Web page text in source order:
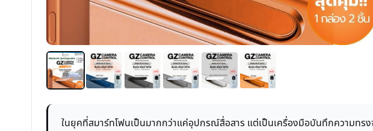
ในยุคที่สมาร์ทโฟนเป็นมากกว่าแค่อุปกรณ์สื่อสาร แต่เป็นเครื่องมือบันทึกความทร